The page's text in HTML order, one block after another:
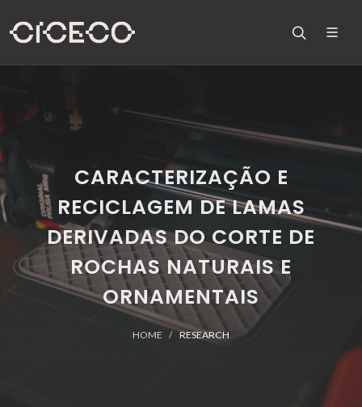
CARACTERIZAÇÃO E
RECICLAGEM DE LAMAS
DERIVADAS DO CORTE DE
ROCHAS NATURAIS E
ORNAMENTAIS
HOME RESEARCH